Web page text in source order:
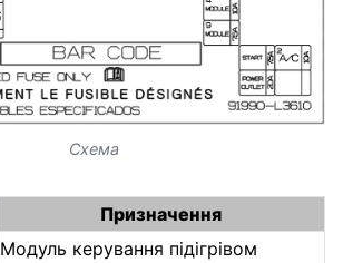
Схема
Призначення
Модуль керування підігрівом